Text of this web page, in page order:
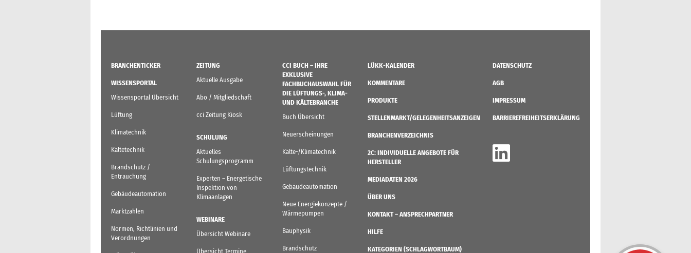
BRANCHENTICKER
WISSENSPORTAL
Wissensportal Übersicht
Lüftung
Klimatechnik
Kältetechnik
Brandschutz /
Entrauchung
Gebäudeautomation
Marktzahlen
Normen, Richtlinien und
Verordnungen
ZEITUNG
Aktuelle Ausgabe
Abo / Mitgliedschaft
cci Zeitung Kiosk
SCHULUNG
Aktuelles
Schulungsprogramm
Experten – Energetische
Inspektion von
Klimaanlagen
WEBINARE
Übersicht Webinare
Übersicht Termine
CCI BUCH – IHRE
EXKLUSIVE
FACHBUCHAUSWAHL FÜR
DIE LÜFTUNGS-, KLIMA-
UND KÄLTEBRANCHE
Buch Übersicht
Neuerscheinungen
Kälte-/Klimatechnik
Lüftungstechnik
Gebäudeautomation
Neue Energiekonzepte /
Wärmepumpen
Bauphysik
Brandschutz
LÜKK-KALENDER
KOMMENTARE
PRODUKTE
STELLENMARKT/GELEGENHEITSANZEIGEN
BRANCHENVERZEICHNIS
2C: INDIVIDUELLE ANGEBOTE FÜR
HERSTELLER
MEDIADATEN 2026
ÜBER UNS
KONTAKT – ANSPRECHPARTNER
HILFE
KATEGORIEN (SCHLAGWORTBAUM)
DATENSCHUTZ
AGB
IMPRESSUM
BARRIEREFREIHEITSERKLÄRUNG